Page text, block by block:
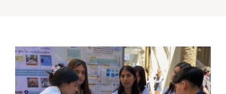
Formación Continua
Estudiantes